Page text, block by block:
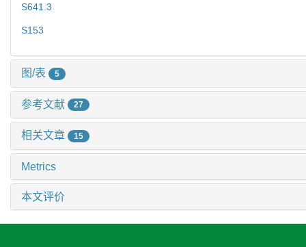
S641.3
S153
图/表 5
参考文献 27
相关文章 15
Metrics
本文评价